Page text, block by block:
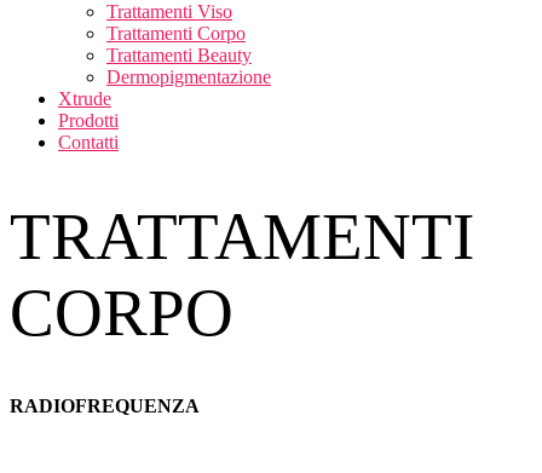
Trattamenti Viso
Trattamenti Corpo
Trattamenti Beauty
Dermopigmentazione
Xtrude
Prodotti
Contatti
TRATTAMENTI
CORPO
RADIOFREQUENZA